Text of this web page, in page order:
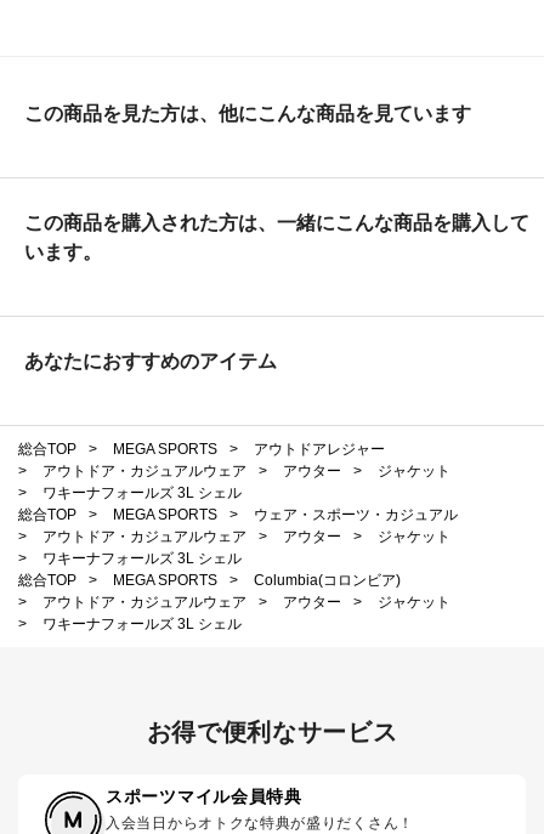
この商品を見た方は、他にこんな商品を見ています
この商品を購入された方は、一緒にこんな商品を購入して
います。
あなたにおすすめのアイテム
総合TOP > MEGA SPORTS >
アウトドアレジャー
>
アウトドア・カジュアルウェア > アウター >
ジャケット
>
ワキーナフォールズ 3L シェル
総合TOP
> MEGA SPORTS >
ウェア・スポーツ・カジュアル
>
アウトドア・カジュアルウェア > アウター >
ジャケット
>
ワキーナフォールズ 3L シェル
総合TOP
> MEGA SPORTS >
Columbia(コロンビア)
>
アウトドア・カジュアルウェア > アウター >
ジャケット
>
ワキーナフォールズ 3L シェル
お得で便利なサービス
スポーツマイル会員特典
入会当日からオトクな特典が盛りだくさん！